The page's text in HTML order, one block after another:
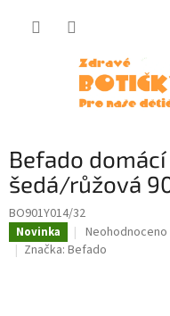
Befado domácí
šedá/růžová
BO901Y014/32
Novinka
Průměrné
hodnocení
Neohodnoceno
Značka: Befado